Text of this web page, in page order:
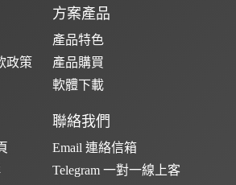
政策
方案產品
產品特色
產品購買
軟體下載
聯絡我們
Email 連絡信箱
Telegram 一對一線上客